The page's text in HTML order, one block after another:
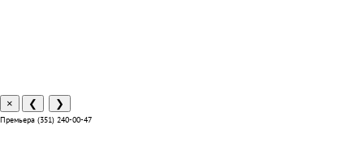
× ❮ ❯
Премьера (351) 240-00-47